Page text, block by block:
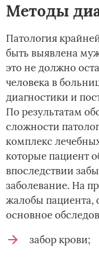
Методы
Патология
быть выявлена
это не должно
человека в
диагностики и
По результатам
сложности
комплекс
которые пациент
впоследствии
заболевание. На
жалобы пациента,
основное
забор крови;